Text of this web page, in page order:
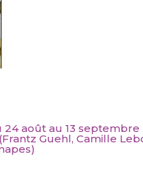
24 août au 13 septembre
Guehl, Camille